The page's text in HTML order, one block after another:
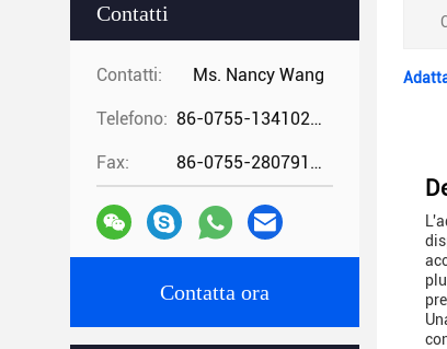
Contatti
Contatti: Ms. Nancy Wang
Telefono: 86-0755-13410274294
Fax: 86-0755-28079166
Contatta ora